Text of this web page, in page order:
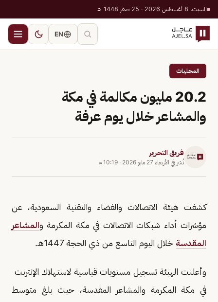
السبت، 8 أغسطس 2026 · 25 صفر 1448 هـ
EN
المحليات
20.2 مليون مكالمة في مكة
والمشاعر خلال يوم عرفة
فريق التحرير
نُشر في الأربعاء 27 مايو 2026 · 10:19 م
كشفت هيئة الاتصالات والفضاء والتقنية السعودية، عن
مؤشرات أداء شبكات الاتصالات في مكة المكرمة والمشاعر
المقدسة خلال اليوم التاسع من ذي الحجة 1447هـ.
وأعلنت الهيئة تسجيل مستويات قياسية لاستهلاك الإنترنت
في مكة المكرمة والمشاعر المقدسة، حيث بلغ متوسط